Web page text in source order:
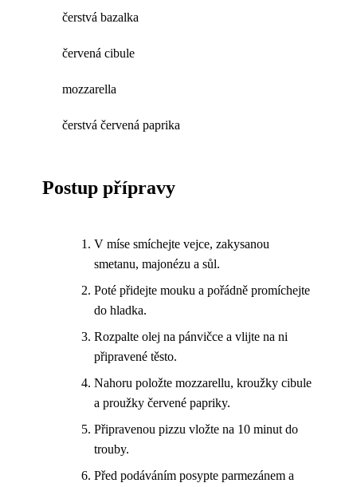
čerstvá bazalka
červená cibule
mozzarella
čerstvá červená paprika
Postup přípravy
V míse smíchejte vejce, zakysanou
smetanu, majonézu a sůl.
Poté přidejte mouku a pořádně promíchejte
do hladka.
Rozpalte olej na pánvičce a vlijte na ni
připravené těsto.
Nahoru položte mozzarellu, kroužky cibule
a proužky červené papriky.
Připravenou pizzu vložte na 10 minut do
trouby.
Před podáváním posypte parmezánem a